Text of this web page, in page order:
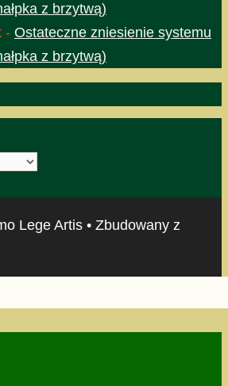
z brzytwą)
- Ostateczne zniesienie systemu
z brzytwą)
Lege Artis • Zbudowany z